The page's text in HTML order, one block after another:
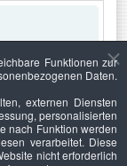
Funktionen zur
Daten.
externen Diensten
personalisierten
nach Funktion werden
verarbeitet. Diese
nicht erforderlich